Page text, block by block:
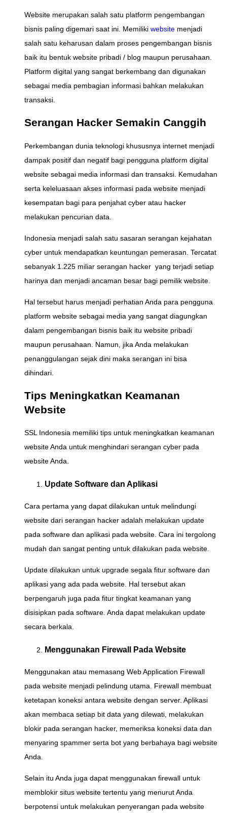
Website merupakan salah satu platform pengembangan
bisnis paling digemari saat ini. Memiliki website menjadi
salah satu keharusan dalam proses pengembangan bisnis
baik itu bentuk website pribadi / blog maupun perusahaan.
Platform digital yang sangat berkembang dan digunakan
sebagai media pembagian informasi bahkan melakukan
transaksi.
Serangan Hacker Semakin Canggih
Perkembangan dunia teknologi khususnya internet menjadi
dampak positif dan negatif bagi pengguna platform digital
website sebagai media informasi dan transaksi. Kemudahan
serta keleluasaan akses informasi pada website menjadi
kesempatan bagi para penjahat cyber atau hacker
melakukan pencurian data.
Indonesia menjadi salah satu sasaran serangan kejahatan
cyber untuk mendapatkan keuntungan pemerasan. Tercatat
sebanyak 1.225 miliar serangan hacker yang terjadi setiap
harinya dan menjadi ancaman besar bagi pemilik website.
Hal tersebut harus menjadi perhatian Anda para pengguna
platform website sebagai media yang sangat diagungkan
dalam pengembangan bisnis baik itu website pribadi
maupun perusahaan. Namun, jika Anda melakukan
penanggulangan sejak dini maka serangan ini bisa
dihindari.
Tips Meningkatkan Keamanan
Website
SSL Indonesia memiliki tips untuk meningkatkan keamanan
website Anda untuk menghindari serangan cyber pada
website Anda.
Update Software dan Aplikasi
Cara pertama yang dapat dilakukan untuk melindungi
website dari serangan hacker adalah melakukan update
pada software dan aplikasi pada website. Cara ini tergolong
mudah dan sangat penting untuk dilakukan pada website.
Update dilakukan untuk upgrade segala fitur software dan
aplikasi yang ada pada website. Hal tersebut akan
berpengaruh juga pada fitur tingkat keamanan yang
disisipkan pada software. Anda dapat melakukan update
secara berkala.
Menggunakan Firewall Pada Website
Menggunakan atau memasang Web Application Firewall
pada website menjadi pelindung utama. Firewall membuat
ketetapan koneksi antara website dengan server. Aplikasi
akan membaca setiap bit data yang dilewati, melakukan
blokir pada serangan hacker, memeriksa koneksi data dan
menyaring spammer serta bot yang berbahaya bagi website
Anda.
Selain itu Anda juga dapat menggunakan firewall untuk
memblokir situs website tertentu yang menurut Anda
berpotensi untuk melakukan penyerangan pada website